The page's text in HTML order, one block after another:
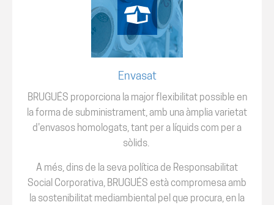
Envasat
BRUGUÉS proporciona la major flexibilitat possible en
la forma de subministrament, amb una àmplia varietat
d'envasos homologats, tant per a líquids com per a
sòlids.
A més, dins de la seva política de Responsabilitat
Social Corporativa, BRUGUÉS està compromesa amb
la sostenibilitat mediambiental pel que procura, en la